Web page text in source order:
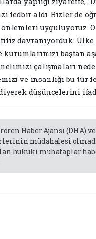
tedbir aldı. Bizler de
önlemleri uyguluyoruz.
davranıyorduk. Ülke
baştan
çalışmaları
ve insanlığı bu tür
düşüncelerini
Haber Ajansı (DHA)
müdahalesi
hukuki muhataplar